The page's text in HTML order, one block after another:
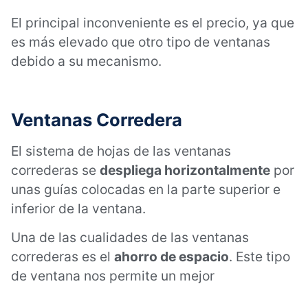
El principal inconveniente es el precio, ya que
es más elevado que otro tipo de ventanas
debido a su mecanismo.
Ventanas Corredera
El sistema de hojas de las ventanas
correderas se despliega horizontalmente por
unas guías colocadas en la parte superior e
inferior de la ventana.
Una de las cualidades de las ventanas
correderas es el ahorro de espacio. Este tipo
de ventana nos permite un mejor